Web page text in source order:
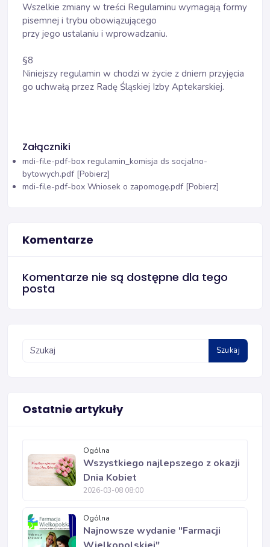
Wszelkie zmiany w treści Regulaminu wymagają formy
pisemnej i trybu obowiązującego
przy jego ustalaniu i wprowadzaniu.
§8
Niniejszy regulamin w chodzi w życie z dniem przyjęcia
go uchwałą przez Radę Śląskiej Izby Aptekarskiej.
Załączniki
mdi-file-pdf-box regulamin_komisja ds socjalno-
bytowych.pdf [Pobierz]
mdi-file-pdf-box Wniosek o zapomogę.pdf [Pobierz]
Komentarze
Komentarze nie są dostępne dla tego
posta
Szukaj
Ostatnie artykuły
Ogólna
Wszystkiego najlepszego z okazji
Dnia Kobiet
2026-03-08 08:00
Ogólna
Najnowsze wydanie "Farmacji